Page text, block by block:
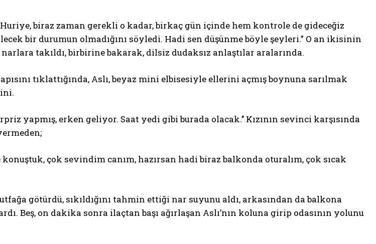
Huriye, biraz zaman gerekli o kadar, birkaç gün içinde hem kontrole de gideceğiz
bir durumun olmadığını söyledi. Hadi sen düşünme böyle şeyleri.” O an ikisinin
takıldı, birbirine bakarak, dilsiz dudaksız anlaştılar aralarında.
tıklattığında, Aslı, beyaz mini elbisesiyle ellerini açmış boynuna sarılmak
yapmış, erken geliyor. Saat yedi gibi burada olacak.’’ Kızının sevinci karşısında
çok sevindim canım, hazırsan hadi biraz balkonda oturalım, çok sıcak
götürdü, sıkıldığını tahmin ettiği nar suyunu aldı, arkasından da balkona
Beş, on dakika sonra ilaçtan başı ağırlaşan Aslı’nın koluna girip odasının yolunu